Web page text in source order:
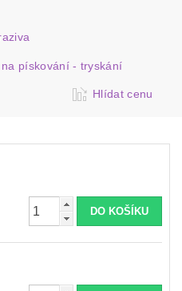
na pískování - tryskání
Hlídat cenu